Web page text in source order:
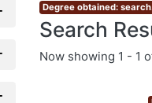
Degree obtained:
Search
Now showing 1 - 1